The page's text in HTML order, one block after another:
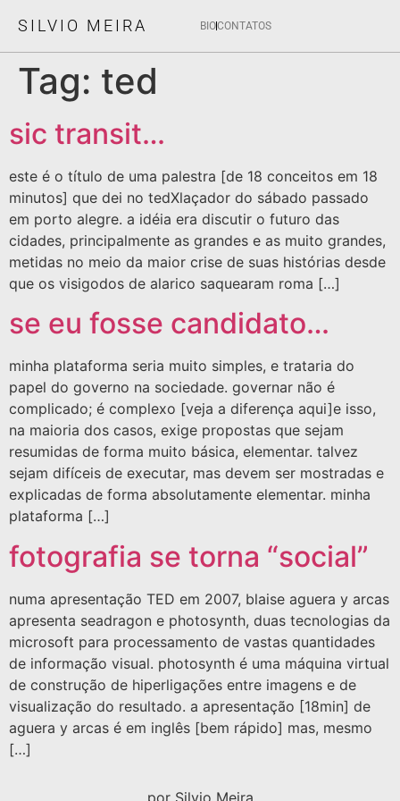
SILVIO MEIRA BIOCONTATOS
Tag: ted
sic transit…
este é o título de uma palestra [de 18 conceitos em 18
minutos] que dei no tedXlaçador do sábado passado
em porto alegre. a idéia era discutir o futuro das
cidades, principalmente as grandes e as muito grandes,
metidas no meio da maior crise de suas histórias desde
que os visigodos de alarico saquearam roma […]
se eu fosse candidato…
minha plataforma seria muito simples, e trataria do
papel do governo na sociedade. governar não é
complicado; é complexo [veja a diferença aqui]e isso,
na maioria dos casos, exige propostas que sejam
resumidas de forma muito básica, elementar. talvez
sejam difíceis de executar, mas devem ser mostradas e
explicadas de forma absolutamente elementar. minha
plataforma […]
fotografia se torna “social”
numa apresentação TED em 2007, blaise aguera y arcas
apresenta seadragon e photosynth, duas tecnologias da
microsoft para processamento de vastas quantidades
de informação visual. photosynth é uma máquina virtual
de construção de hiperligações entre imagens e de
visualização do resultado. a apresentação [18min] de
aguera y arcas é em inglês [bem rápido] mas, mesmo
[…]